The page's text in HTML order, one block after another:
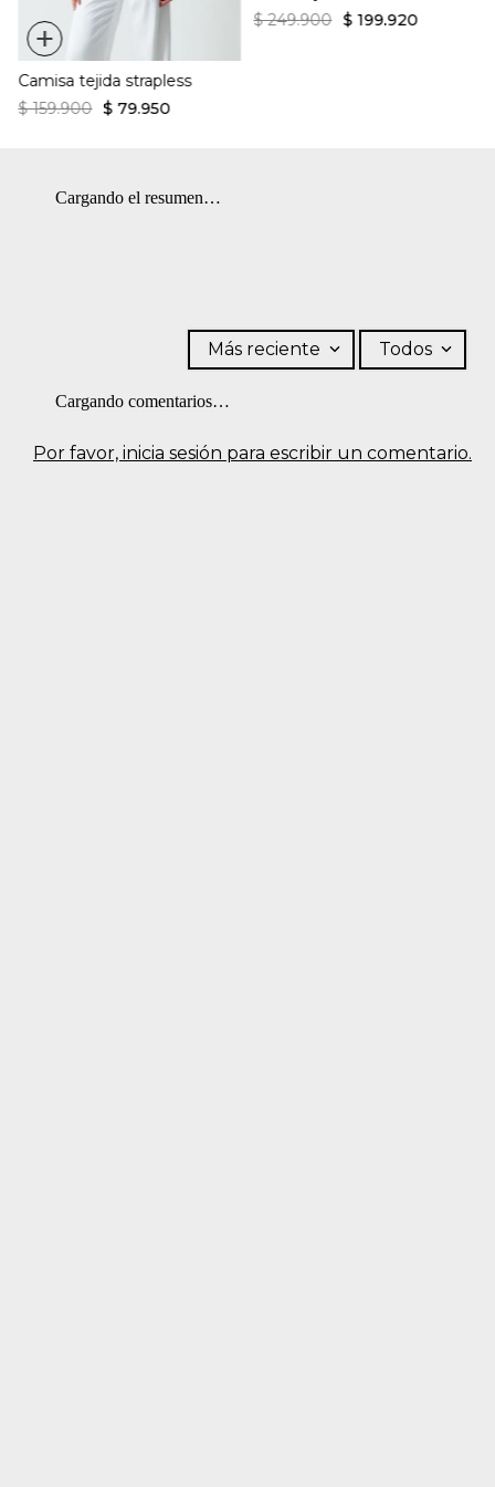
+
Camisa tejida strapless
$ 159.900 $ 79.950
$ 249.900 $ 199.920
Cargando el resumen…
Por favor, inicia sesión para escribir un comentario.
Más reciente Todos
Cargando comentarios…